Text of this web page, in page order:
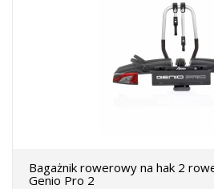
Bagażnik rowerowy na hak 2
Genio Pro 2